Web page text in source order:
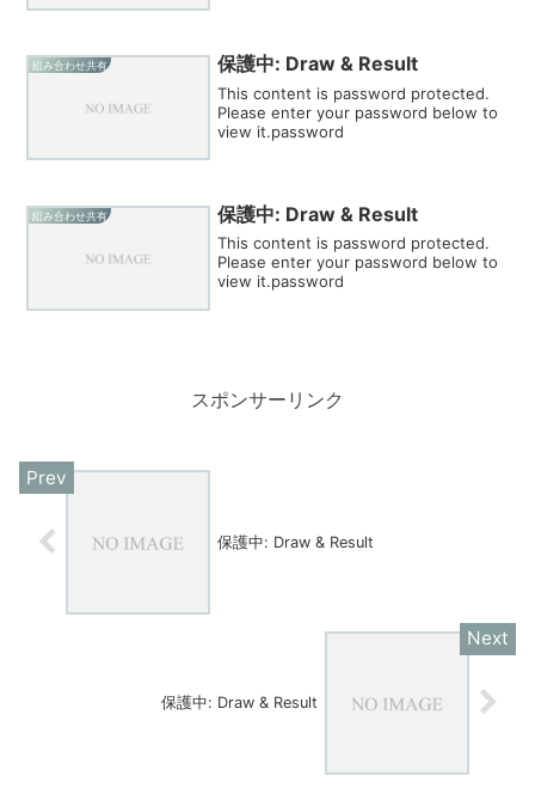
組み合わせ共有 保護中: Draw & Result
This content is password protected.
Please enter your password below to
view it.password
組み合わせ共有 保護中: Draw & Result
This content is password protected.
Please enter your password below to
view it.password
スポンサーリンク
保護中: Draw & Result
保護中: Draw & Result